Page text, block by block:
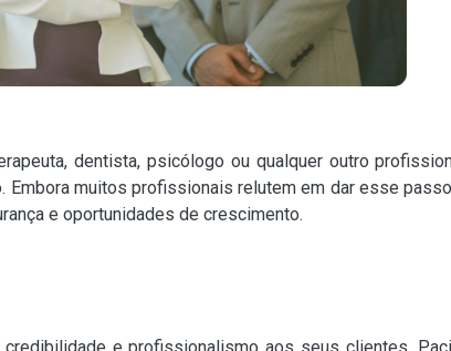
dentista, psicólogo ou qualquer outro
muitos profissionais relutem em dar esse
e oportunidades de crescimento.